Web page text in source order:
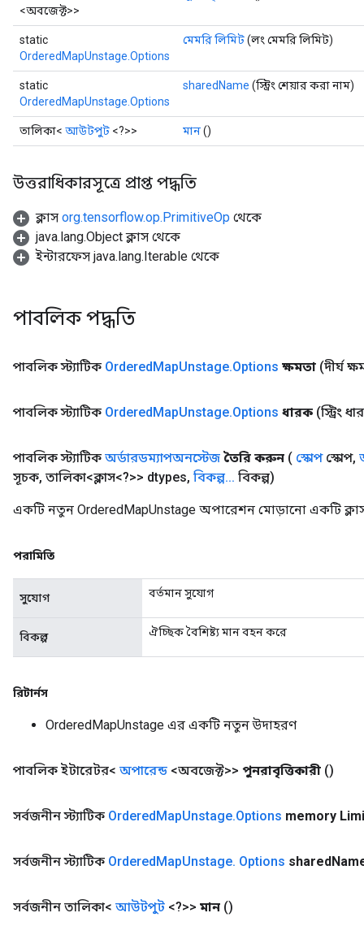
<অবজেক্ট>>
static
OrderedMapUnstage.Options
মেমরি লিমিট(লং মেমরি লিমিট)
static
OrderedMapUnstage.Options
sharedName (স্ট্রিং শেয়ার করা নাম)
তালিকা< আউটপুট <?>> মান()
উত্তরাধিকারসূত্রে প্রাপ্ত পদ্ধতি
ক্লাস org.tensorflow.op.PrimitiveOp থেকে
java.lang.Object ক্লাস থেকে
ইন্টারফেস java.lang.Iterable থেকে
পাবলিক পদ্ধতি
পাবলিক স্ট্যাটিক OrderedMapUnstage.Options ক্ষমতা (দীর্ঘ
পাবলিক স্ট্যাটিক OrderedMapUnstage.Options ধারক (স্ট্রিং
পাবলিক স্ট্যাটিক অর্ডারডম্যাপঅনস্টেজ তৈরি করুন ( স্কোপস্কোপ,
সূচক, তালিকা<ক্লাস<?>> dtypes, বিকল্প... বিকল্প)
একটি নতুন OrderedMapUnstage অপারেশন মোড়ানো একটি
পরামিতি
সুযোগ বর্তমান সুযোগ
বিকল্প ঐচ্ছিক বৈশিষ্ট্য মান বহন করে
রিটার্নস
OrderedMapUnstage এর একটি নতুন উদাহরণ
পাবলিক ইটারেটর< অপারেন্ড <অবজেক্ট>> পুনরাবৃত্তিকারী ()
সর্বজনীন স্ট্যাটিক OrderedMapUnstage.Options memory
সর্বজনীন স্ট্যাটিক OrderedMapUnstage. Options shared
সর্বজনীন তালিকা< আউটপুট <?>> মান ()